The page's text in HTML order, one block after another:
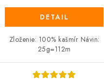
DETAIL
Zloženie: 100% kašmír Návin:
25g=112m